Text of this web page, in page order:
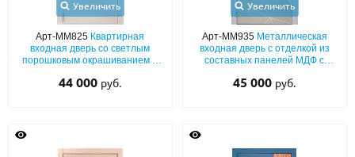
Увеличить
Арт-ММ825 Квартирная
входная дверь со светлым
порошковым окрашиванием и
«полосы» на металле
44 000 руб.
Увеличить
Арт-ММ935 Металлическая
входная дверь с отделкой из
составных панелей МДФ с
45 000 руб.